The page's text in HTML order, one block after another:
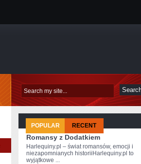
POPULAR RECENT
Romansy z Dodatkiem
Harlequiny.pl – świat romansów, emocji i
niezapomnianych historiiHarlequiny.pl to
wyjątkowe ...